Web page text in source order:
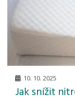
10. 10. 2025
Jak snížit